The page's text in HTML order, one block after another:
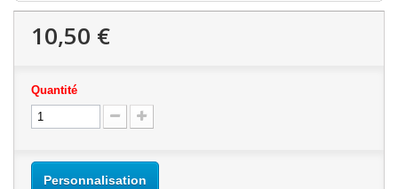
10,50 €
Quantité
Personnalisation